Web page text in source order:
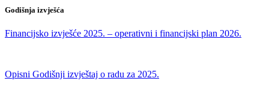
Godišnja izvješća
Financijsko izvješće 2025. – operativni i financijski plan 2026.
Opisni Godišnji izvještaj o radu za 2025.